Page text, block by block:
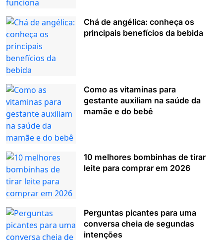
Chá de angélica: conheça os
principais benefícios da bebida
Como as vitaminas para
gestante auxiliam na saúde da
mamãe e do bebê
10 melhores bombinhas de tirar
leite para comprar em 2026
Perguntas picantes para uma
conversa cheia de segundas
intenções